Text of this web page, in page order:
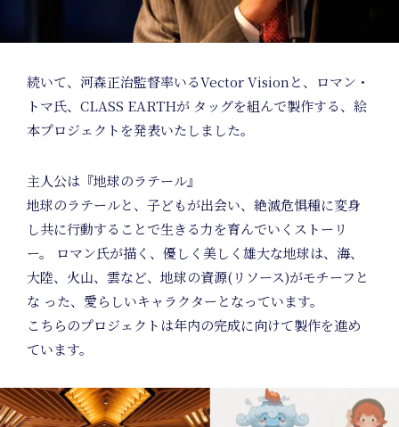
続いて、河森正治監督率いるVector Visionと、ロマン・
トマ氏、CLASS EARTHが タッグを組んで製作する、絵
本プロジェクトを発表いたしました。
主人公は『地球のラテール』
地球のラテールと、子どもが出会い、絶滅危惧種に変身
し共に行動することで生きる力を育んでいくストーリ
ー。 ロマン氏が描く、優しく美しく雄大な地球は、海、
大陸、火山、雲など、地球の資源(リソース)がモチーフと
な った、愛らしいキャラクターとなっています。
こちらのプロジェクトは年内の完成に向けて製作を進め
ています。